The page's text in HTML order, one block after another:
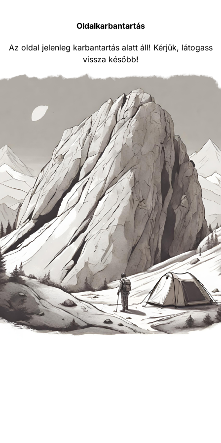
Oldalkarbantartás
Az oldal jelenleg karbantartás alatt áll! Kérjük, látogass
vissza később!